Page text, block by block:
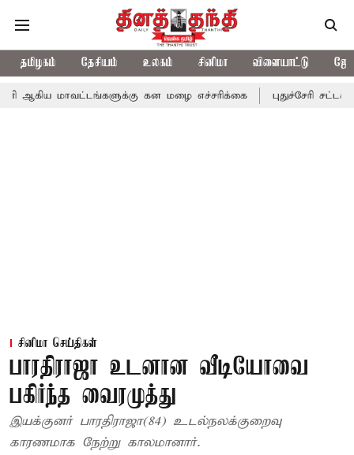
தமிழகம் தேசியம் உலகம் சினிமா விளையாட்டு
கன மழை எச்சரிக்கை புதுச்சேரி சட்டசபையில்
சினிமா செய்திகள்
பாரதிராஜா உடனான வீடியோவை
பகிர்ந்த வைரமுத்து
இயக்குனர் பாரதிராஜா(84) உடல்நலக்குறைவு
காரணமாக நேற்று காலமானார்.